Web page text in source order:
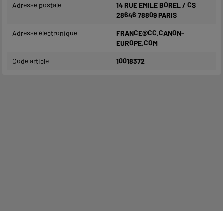
Adresse postale
14 RUE EMILE BOREL / CS
28646 78809 PARIS
Adresse électronique
FRANCE@CC.CANON-
EUROPE.COM
Code article 10018372